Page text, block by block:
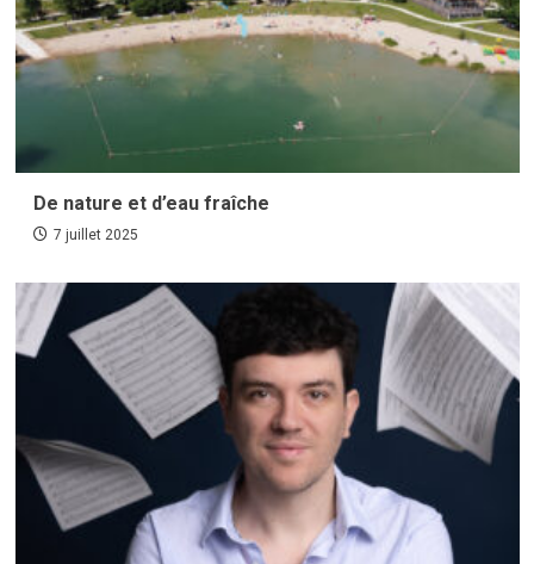
De nature et d’eau fraîche
7 juillet 2025